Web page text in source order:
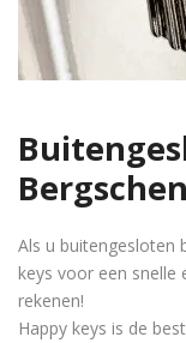
Als u buitengesloten
keys voor een snelle
rekenen!
Happy keys is de